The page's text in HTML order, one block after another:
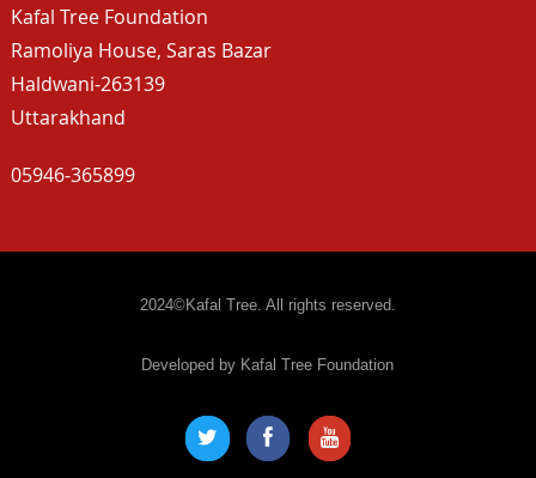
Kafal Tree Foundation
Ramoliya House, Saras Bazar
Haldwani-263139
Uttarakhand
05946-365899
2024©Kafal Tree. All rights reserved.
Developed by Kafal Tree Foundation